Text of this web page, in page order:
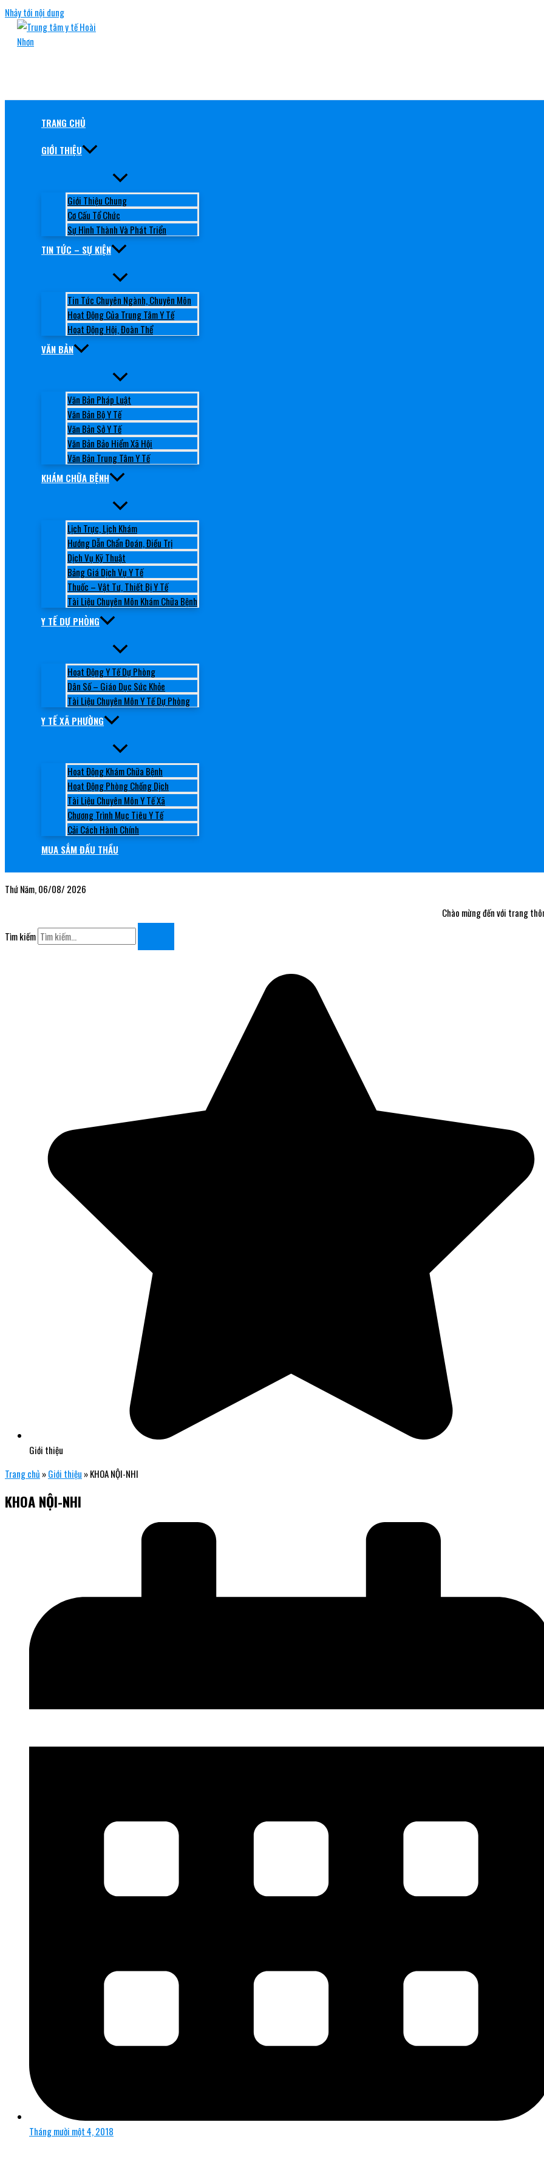
Nhảy tới nội dung
TRANG CHỦ
GIỚI THIỆU
Giới Thiệu Chung
Cơ Cấu Tổ Chức
Sự Hình Thành Và Phát Triển
TIN TỨC – SỰ KIỆN
Tin Tức Chuyên Ngành, Chuyên Môn
Hoạt Động Của Trung Tâm Y Tế
Hoạt Động Hội, Đoàn Thể
VĂN BẢN
Văn Bản Pháp Luật
Văn Bản Bộ Y Tế
Văn Bản Sở Y Tế
Văn Bản Bảo Hiểm Xã Hội
Văn Bản Trung Tâm Y Tế
KHÁM CHỮA BỆNH
Lịch Trực, Lịch Khám
Hướng Dẫn Chẩn Đoán, Điều Trị
Dịch Vụ Kỹ Thuật
Bảng Giá Dịch Vụ Y Tế
Thuốc – Vật Tư, Thiết Bị Y Tế
Tài Liệu Chuyên Môn Khám Chữa Bệnh
Y TẾ DỰ PHÒNG
Hoạt Động Y Tế Dự Phòng
Dân Số – Giáo Dục Sức Khỏe
Tài Liệu Chuyên Môn Y Tế Dự Phòng
Y TẾ XÃ PHƯỜNG
Hoạt Động Khám Chữa Bệnh
Hoạt Động Phòng Chống Dịch
Tài Liệu Chuyên Môn Y Tế Xã
Chương Trình Mục Tiêu Y Tế
Cải Cách Hành Chính
MUA SẮM ĐẤU THẦU
Thứ Năm, 06/08/ 2026
Chào mừng đến với trang thông
Tìm kiếm
Giới thiệu
Trang chủ »Giới thiệu »KHOA NỘI-NHI
KHOA NỘI-NHI
Tháng mười một 4, 2018